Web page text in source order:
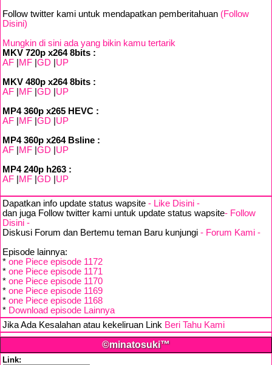
Follow twitter kami untuk mendapatkan pemberitahuan (Follow
Disini)
Mungkin di sini ada yang bikin kamu tertarik
MKV 720p x264 8bits :
AF
MF GD
UP
MKV 480p x264 8bits :
AF
MF GD
UP
MP4 360p x265 HEVC :
AF
MF GD
UP
MP4 360p x264 Bsline :
AF
MF GD
UP
MP4 240p h263 :
AF
MF GD UP
Dapatkan info update status wapsite - Like Disini -
dan juga Follow twitter kami untuk update status wapsite- Follow
Disini -
Diskusi Forum dan Bertemu teman Baru kunjungi - Forum Kami -
Episode lainnya:
* one Piece episode 1172
* one Piece episode 1171
* one Piece episode 1170
* one Piece episode 1169
* one Piece episode 1168
* Download episode Lainnya
Jika Ada Kesalahan atau kekeliruan Link Beri Tahu Kami
©minatosuki™
Link: